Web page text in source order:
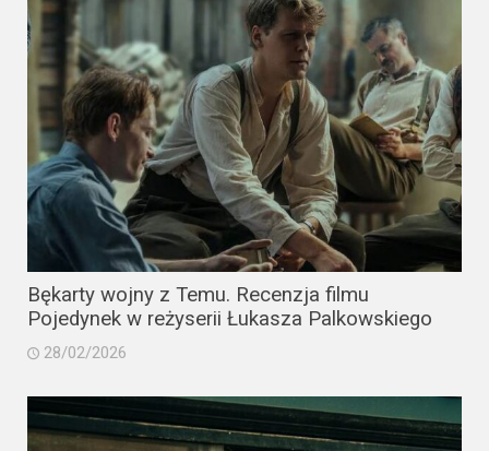
Bękarty wojny z Temu. Recenzja filmu
Pojedynek w reżyserii Łukasza Palkowskiego
28/02/2026